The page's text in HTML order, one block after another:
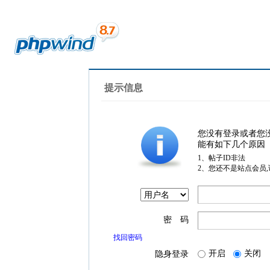
提示信息
您没有登录或者您
能有如下几个原因
1、帖子ID非法
2、您还不是站点会员
密 码
找回密码
隐身登录 开启 关闭